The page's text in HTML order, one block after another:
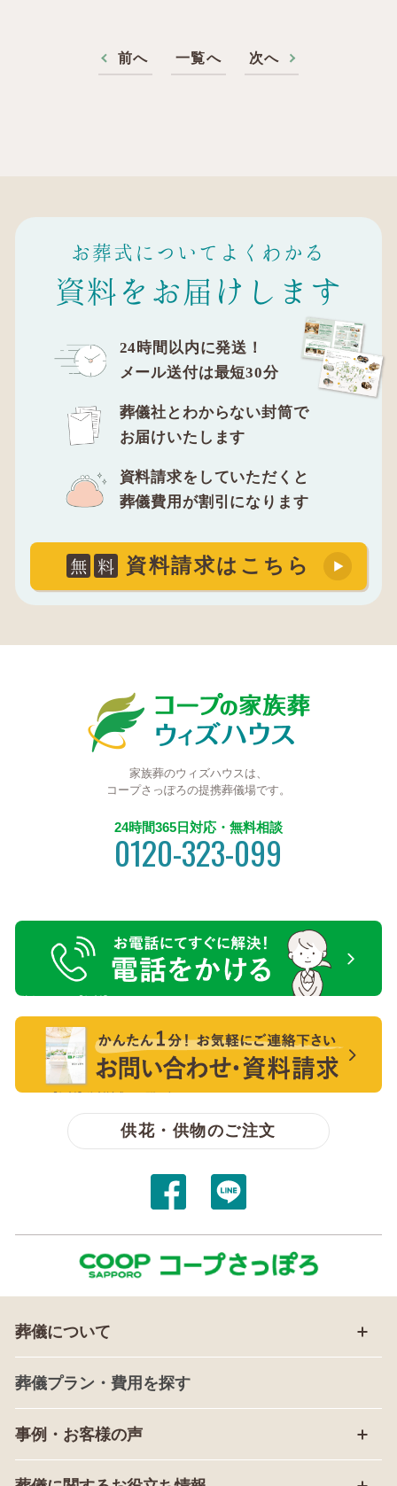
前へ 一覧へ 次へ
お葬式についてよくわかる
資料をお届けします
24時間以内に発送！
メール送付は最短30分
葬儀社とわからない封筒で
お届けいたします
資料請求をしていただくと
葬儀費用が割引になります
無 料 資料請求はこちら
家族葬のウィズハウスは、
コープさっぽろの提携葬儀場です。
24時間365日対応・無料相談
0120-323-099
供花・供物のご注文
葬儀について
葬儀プラン・費用を探す
事例・お客様の声